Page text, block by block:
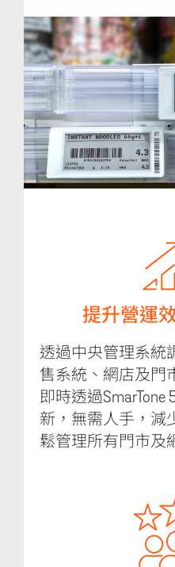
提升營運
透過中央管理系統
售系統、網店及門
即時透過SmarTone
新，無需人手，減
鬆管理所有門市及